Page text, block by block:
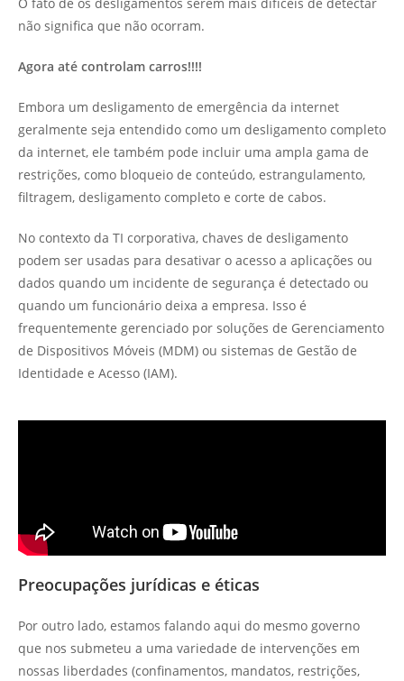
não significa que não ocorram.
Agora até controlam carros!!!!
Embora um desligamento de emergência da internet
geralmente seja entendido como um desligamento completo
da internet, ele também pode incluir uma ampla gama de
restrições, como bloqueio de conteúdo, estrangulamento,
filtragem, desligamento completo e corte de cabos.
No contexto da TI corporativa, chaves de desligamento
podem ser usadas para desativar o acesso a aplicações ou
dados quando um incidente de segurança é detectado ou
quando um funcionário deixa a empresa. Isso é
frequentemente gerenciado por soluções de Gerenciamento
de Dispositivos Móveis (MDM) ou sistemas de Gestão de
Identidade e Acesso (IAM).
Preocupações jurídicas e éticas
Por outro lado, estamos falando aqui do mesmo governo
que nos submeteu a uma variedade de intervenções em
nossas liberdades (confinamentos, mandatos, restrições,